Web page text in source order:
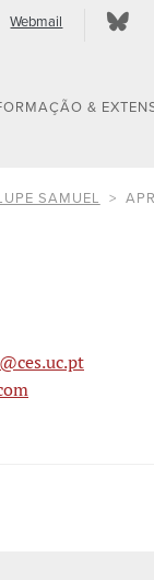
Webmail
&
SAMUEL